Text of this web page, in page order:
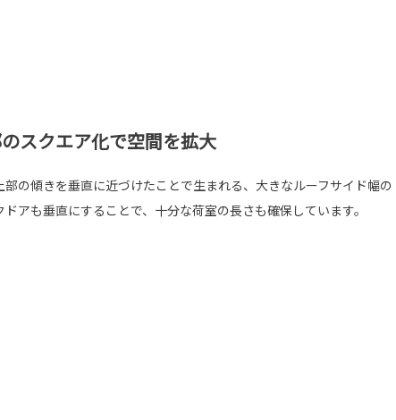
スクエア化で空間を拡大
部の傾きを垂直に近づけたことで生まれる、大きなルーフサイド幅の
ドアも垂直にすることで、十分な荷室の長さも確保しています。